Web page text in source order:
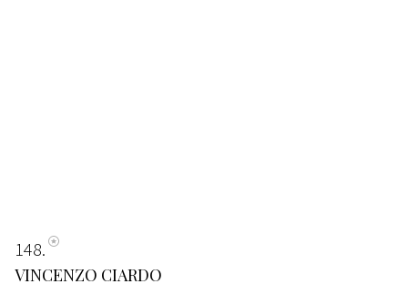
148
VINCENZO CIARDO